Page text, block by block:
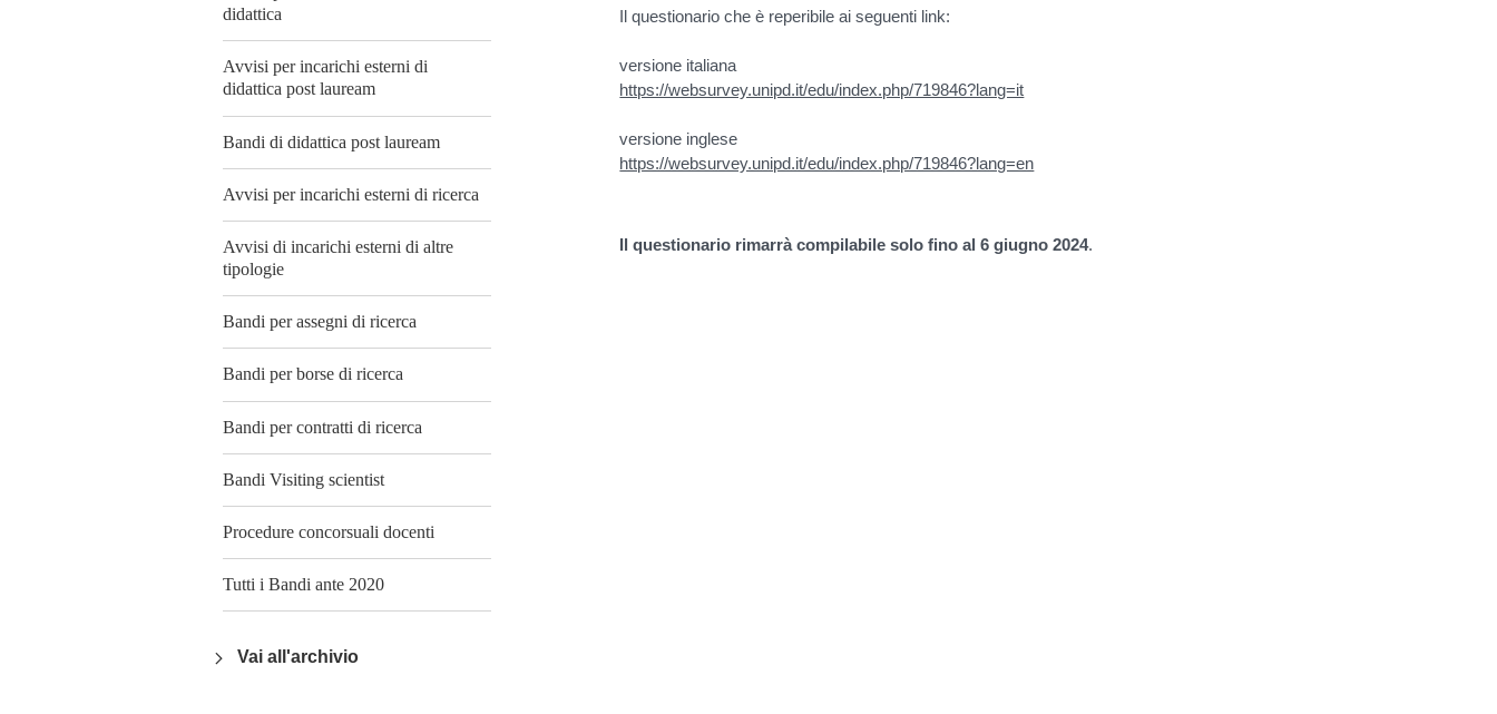
didattica
Avvisi per incarichi esterni di
didattica post lauream
Bandi di didattica post lauream
Avvisi per incarichi esterni di ricerca
Avvisi di incarichi esterni di altre
tipologie
Bandi per assegni di ricerca
Bandi per borse di ricerca
Bandi per contratti di ricerca
Bandi Visiting scientist
Procedure concorsuali docenti
Tutti i Bandi ante 2020
Vai all'archivio
Il questionario che è reperibile ai seguenti link:
versione italiana
https://websurvey.unipd.it/edu/index.php/719846?lang=it
versione inglese
https://websurvey.unipd.it/edu/index.php/719846?lang=en
Il questionario rimarrà compilabile solo fino al 6 giugno 2024.